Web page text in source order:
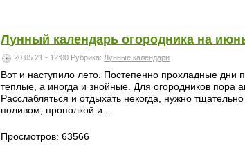
Лунный календарь огородника на
20.05.21 - 12:00 Рубрика: Лунные календари
Вот и наступило лето. Постепенно прохладные дни
теплые, а иногда и знойные. Для огородников пора
Расслабляться и отдыхать некогда, нужно тщательно
поливом, прополкой и ...
Просмотров: 63566